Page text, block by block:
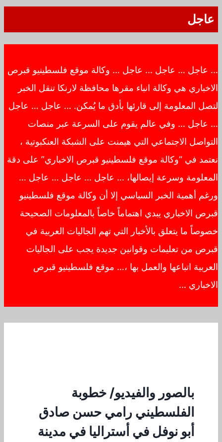
عاجل
… عاجل … عاجل … عاجل … وكالة موقع فلسطينيو قبرص
الاخباري هي وكالة انباء مقرها محافظة لارنكا تنقل الخبر
لتصل المعلومة إلى قارئها بأدق ما يُمكن. … عاجل … عاجل
… عاجل … وفي عالم يقوم على السرعة عبر منصات
التواصل الاجتماعي التي هيمنت على الشبكة العنكبوتية ،
نعتمد في “وكالة موقع فلسطينيو قبرص الاخباري” على دقة
المعلومة وسرعة إيصالها، … عاجل … عاجل … عاجل …
ورغم أهمية الخبر السياسي إلا أن وكالة موقع فلسطينيو
قبرص الاخباري يبدي اهتماماً خاصاً بالمعلومات الصحيحة
خصوصاً ما يتعلق بالأخبار التي تهم الجاليات العربية في
قبرص من تعليمات وقوانين جديدة يجب على الجاليات
العربية اتباعها والعمل بها ،… موقع فلسطينيو قبرص
الاخباري …
بالصور والفيديو/ خطوبة
الفلسطيني رامي حسن صادق
أبو نوفل في أستراليا في مدينة